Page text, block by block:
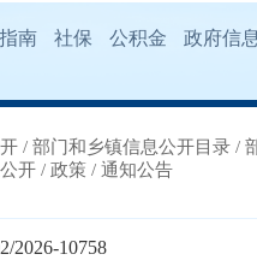
南 社保 公积金 政府信
/ 部门和乡镇信息公开目录 /
开 / 政策 / 通知公告
2026-10758